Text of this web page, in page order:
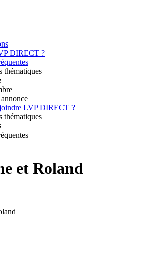
DIRECT ?
thématiques
LVP DIRECT ?
thématiques
et Roland